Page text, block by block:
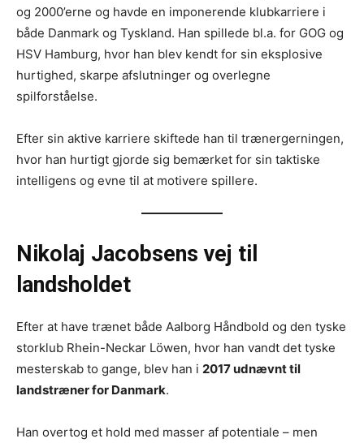
og 2000’erne og havde en imponerende klubkarriere i
både Danmark og Tyskland. Han spillede bl.a. for GOG og
HSV Hamburg, hvor han blev kendt for sin eksplosive
hurtighed, skarpe afslutninger og overlegne
spilforståelse.
Efter sin aktive karriere skiftede han til trænergerningen,
hvor han hurtigt gjorde sig bemærket for sin taktiske
intelligens og evne til at motivere spillere.
Nikolaj Jacobsens vej til
landsholdet
Efter at have trænet både Aalborg Håndbold og den tyske
storklub Rhein-Neckar Löwen, hvor han vandt det tyske
mesterskab to gange, blev han i 2017 udnævnt til
landstræner for Danmark.
Han overtog et hold med masser af potentiale – men